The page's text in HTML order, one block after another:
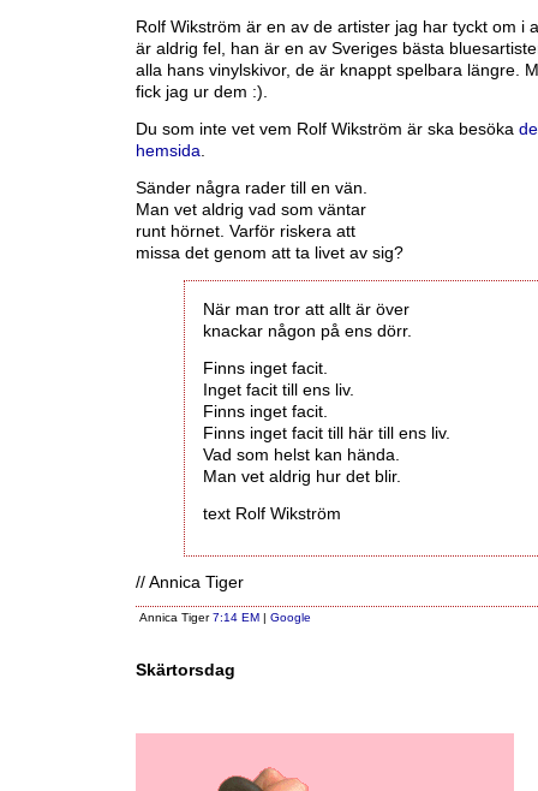
Rolf Wikström är en av de artister jag har tyckt om i
är aldrig fel, han är en av Sveriges bästa
alla hans vinylskivor, de är knappt spelbara längre.
fick jag ur dem :).
Du som inte vet vem Rolf Wikström är ska besöka
hemsida.
Sänder några rader till en vän.
Man vet aldrig vad som väntar
runt hörnet. Varför riskera att
missa det genom att ta livet av sig?
När man tror att allt är över
knackar någon på ens dörr.
Finns inget facit.
Inget facit till ens liv.
Finns inget facit.
Finns inget facit till här till ens liv.
Vad som helst kan hända.
Man vet aldrig hur det blir.
text Rolf Wikström
// Annica Tiger
Annica Tiger7:14 EM | Google
Skärtorsdag